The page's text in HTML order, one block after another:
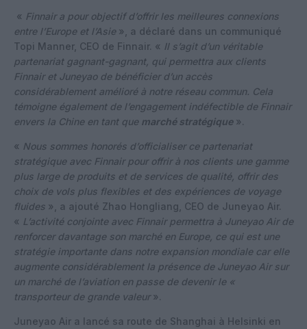
« Finnair a pour objectif d’offrir les meilleures connexions
entre l’Europe et l’Asie », a déclaré dans un communiqué
Topi Manner, CEO de Finnair. « Il s’agit d’un véritable
partenariat gagnant-gagnant, qui permettra aux clients
Finnair et Juneyao de bénéficier d’un accès
considérablement amélioré à notre réseau commun. Cela
témoigne également de l’engagement indéfectible de Finnair
envers la Chine en tant que marché stratégique».
« Nous sommes honorés d’officialiser ce partenariat
stratégique avec Finnair pour offrir à nos clients une gamme
plus large de produits et de services de qualité, offrir des
choix de vols plus flexibles et des expériences de voyage
fluides », a ajouté Zhao Hongliang, CEO de Juneyao Air.
« L’activité conjointe avec Finnair permettra à Juneyao Air de
renforcer davantage son marché en Europe, ce qui est une
stratégie importante dans notre expansion mondiale car elle
augmente considérablement la présence de Juneyao Air sur
un marché de l’aviation en passe de devenir le «
transporteur de grande valeur».
Juneyao Air a lancé sa route de Shanghai à Helsinki en